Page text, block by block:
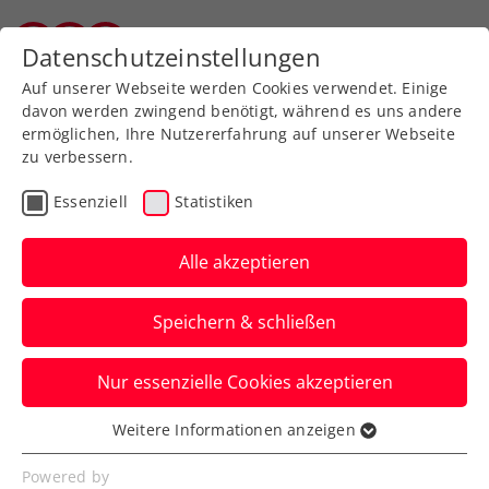
Zurück zur Newsübersicht
ATP
WTA Rom: Potapova lässt
Nummer 11 der Welt keine
Chance
Österreichs aktuelle Nummer eins führt
Karolína Muchová bei ihrem Zweisatz-
Sieg im Foro Italico vor.
Verfasst von: Manuel Wachta, 08.05.2026
Datenschutzeinstellungen
Auf unserer Webseite werden Cookies verwendet. Einige
davon werden zwingend benötigt, während es uns andere
ermöglichen, Ihre Nutzererfahrung auf unserer Webseite
zu verbessern.
Essenziell Statistiken
Alle akzeptieren
Speichern & schließen
Nur essenzielle Cookies akzeptieren
Essenziell
Essenzielle Cookies werden für grundlegende
Weitere Informationen anzeigen
Powered by